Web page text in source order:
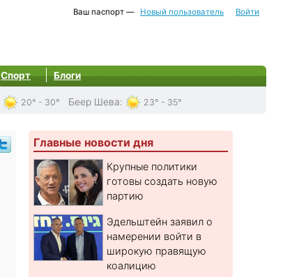
Ваш паспорт — Новый пользователь Войти
Спорт Блоги
20° - 30° Беер Шева: 23° - 35°
Главные новости дня
Крупные политики
готовы создать новую
партию
Эдельштейн заявил о
намерении войти в
широкую правящую
коалицию